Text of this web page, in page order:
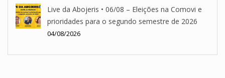
Live da Abojeris • 06/08 – Eleições na Comovi e
prioridades para o segundo semestre de 2026
04/08/2026